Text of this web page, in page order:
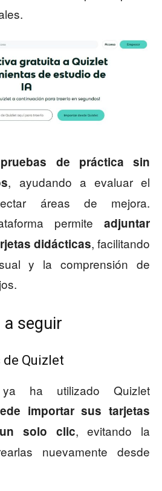
pruebas de práctica sin
, ayudando a evaluar el
áreas de mejora.
permite adjuntar
didácticas, facilitando
y la comprensión de
a seguir
Quizlet
ha utilizado Quizlet
importar sus tarjetas
solo clic, evitando la
nuevamente desde